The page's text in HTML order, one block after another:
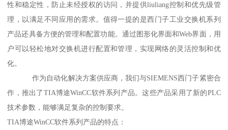
性和稳定性，防止未经授权的访问，并提供liuliang控制和优先级管
理，以满足不同应用的需求。值得一提的是西门子工业交换机系列
产品还具备方便的管理和配置功能。通过图形化界面和Web界面，用
户可以轻松地对交换机进行配置和管理，实现网络的灵活控制和优
化。
作为自动化解决方案供应商，我们与SIEMENS西门子紧密合
作，推出了TIA博途WinCC软件系列产品。这些产品采用了新的PLC
技术参数，能够满足复杂的控制要求。
TIA博途WinCC软件系列产品的特点：